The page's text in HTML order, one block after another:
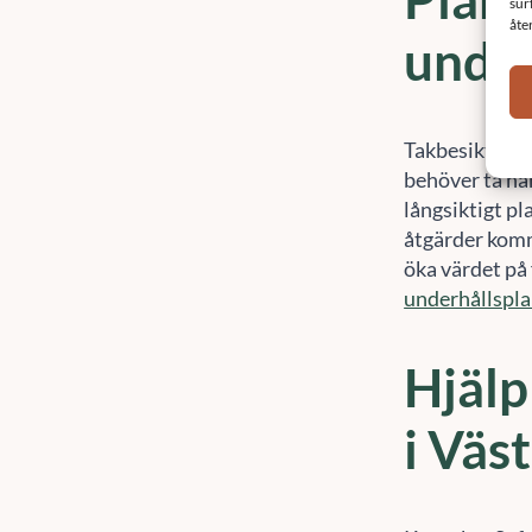
behöver ta
långsiktigt
åtgärder
öka värdet
i